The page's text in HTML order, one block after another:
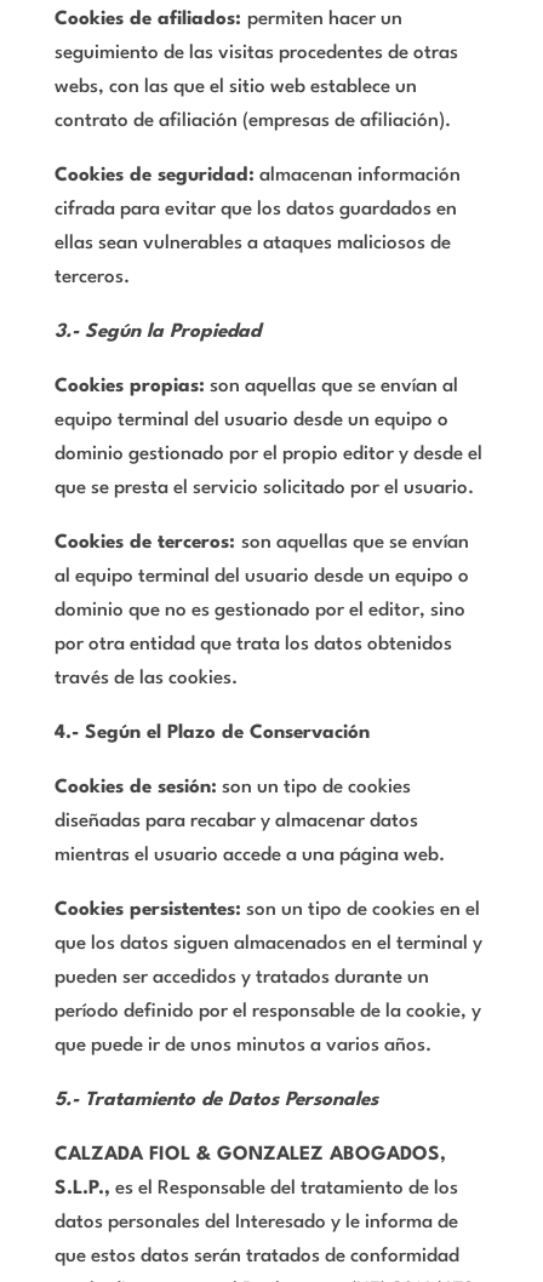
Cookies de afiliados: permiten hacer un
seguimiento de las visitas procedentes de otras
webs, con las que el sitio web establece un
contrato de afiliación (empresas de afiliación).
Cookies de seguridad: almacenan información
cifrada para evitar que los datos guardados en
ellas sean vulnerables a ataques maliciosos de
terceros.
3.- Según la Propiedad
Cookies propias: son aquellas que se envían al
equipo terminal del usuario desde un equipo o
dominio gestionado por el propio editor y desde el
que se presta el servicio solicitado por el usuario.
Cookies de terceros: son aquellas que se envían
al equipo terminal del usuario desde un equipo o
dominio que no es gestionado por el editor, sino
por otra entidad que trata los datos obtenidos
través de las cookies.
4.- Según el Plazo de Conservación
Cookies de sesión: son un tipo de cookies
diseñadas para recabar y almacenar datos
mientras el usuario accede a una página web.
Cookies persistentes: son un tipo de cookies en el
que los datos siguen almacenados en el terminal y
pueden ser accedidos y tratados durante un
período definido por el responsable de la cookie, y
que puede ir de unos minutos a varios años.
5.- Tratamiento de Datos Personales
CALZADA FIOL & GONZALEZ ABOGADOS,
S.L.P., es el Responsable del tratamiento de los
datos personales del Interesado y le informa de
que estos datos serán tratados de conformidad